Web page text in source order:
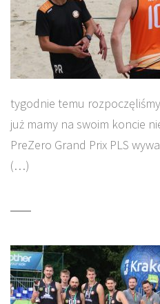
tygodnie temu
już mamy na swoim koncie
PreZero Grand Prix PLS
(…)